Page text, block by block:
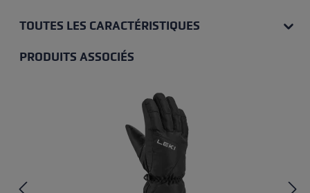
TOUTES LES CARACTÉRISTIQUES
PRODUITS ASSOCIÉS